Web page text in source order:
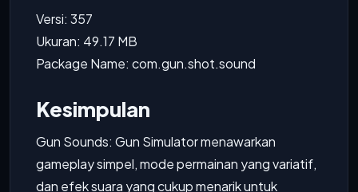
Versi: 357
Ukuran: 49.17 MB
Package Name: com.gun.shot.sound
Kesimpulan
Gun Sounds: Gun Simulator menawarkan
gameplay simpel, mode permainan yang variatif,
dan efek suara yang cukup menarik untuk